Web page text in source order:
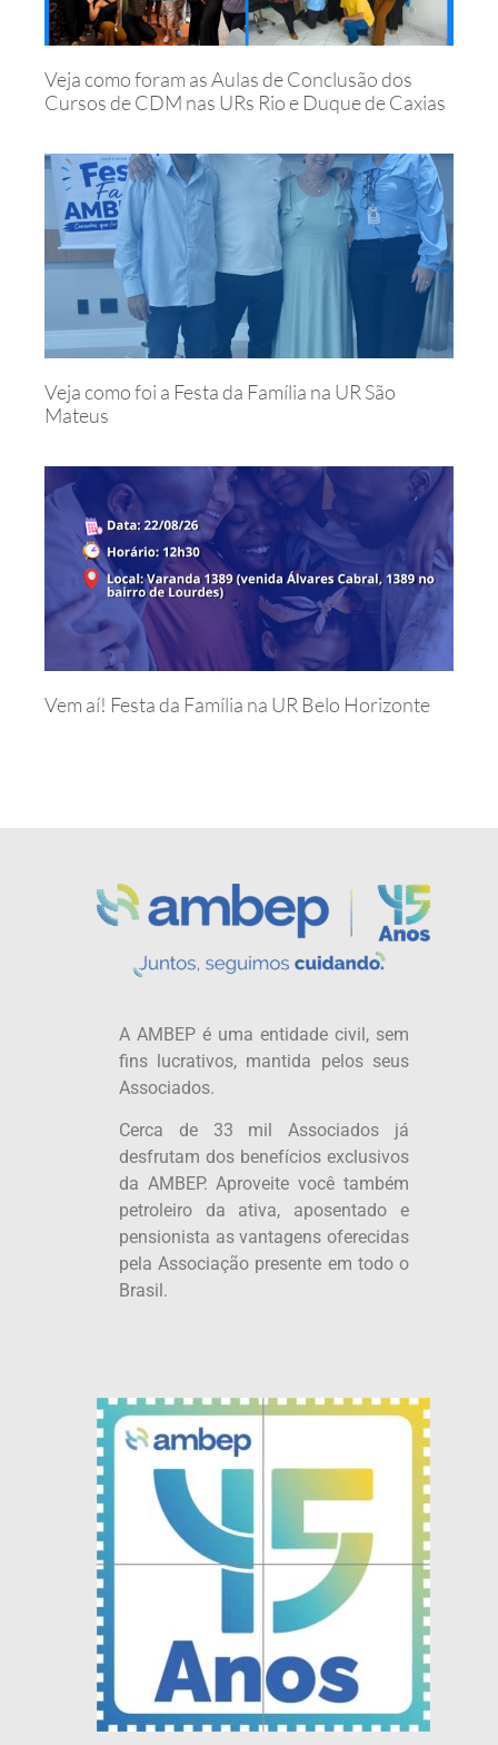
Veja como foram as Aulas de Conclusão dos
Cursos de CDM nas URs Rio e Duque de Caxias
Veja como foi a Festa da Família na UR São
Mateus
Vem aí! Festa da Família na UR Belo Horizonte
A AMBEP é uma entidade civil, sem
fins lucrativos, mantida pelos seus
Associados.
Cerca de 33 mil Associados já
desfrutam dos benefícios exclusivos
da AMBEP. Aproveite você também
petroleiro da ativa, aposentado e
pensionista as vantagens oferecidas
pela Associação presente em todo o
Brasil.